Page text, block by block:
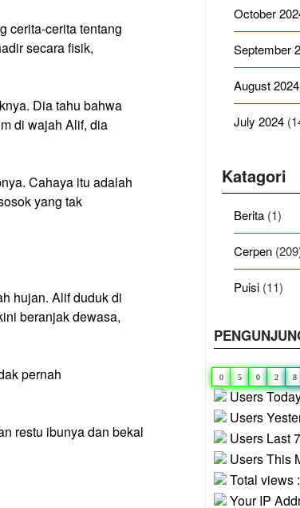
cerita-cerita tentang
secara fisik,
Dia tahu bahwa
di wajah Alif, dia
Cahaya itu adalah
yang tak
hujan. Alif duduk di
beranjak dewasa,
pernah
restu ibunya dan bekal
October
September
August 2024
July 2024
Katagori
Berita(1)
Cerpen
Puisi(11)
0 5 0 2 8
Users
Users
Users Last
Users This
Total views
Your IP